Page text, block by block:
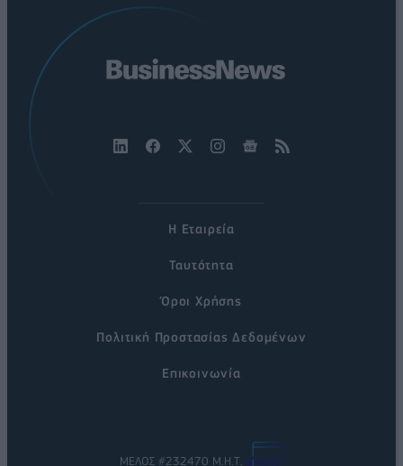
Η Εταιρεία
Ταυτότητα
Όροι Χρήσης
Πολιτική Προστασίας Δεδομένων
Επικοινωνία
ΜΕΛΟΣ #232470 Μ.Η.Τ.